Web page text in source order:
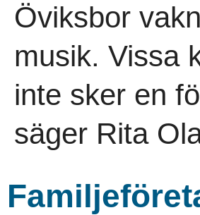
Öviksbor
musik. Vissa
inte sker en
säger Rita